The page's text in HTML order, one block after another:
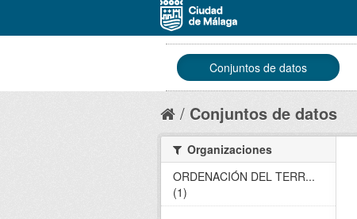
Conjuntos de datos
Conjuntos de datos
Organizaciones
ORDENACIÓN DEL TERR...
(1)